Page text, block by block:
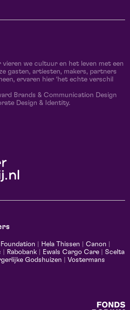
we cultuur en het leven met een
gasten, artiesten, makers, partners
ervaren hier ‘het echte verschil
Brands & Communication Design
Design & Identity.
Hela Thissen Canon
Rabobank Ewals Cargo Care
Scelta
Godshuizen
Vostermans